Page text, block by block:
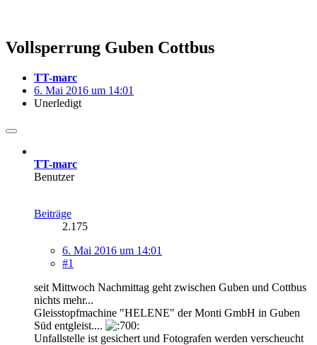
Vollsperrung Guben Cottbus
TT-marc
6. Mai 2016 um 14:01
Unerledigt
TT-marc
Benutzer
Beiträge
2.175
6. Mai 2016 um 14:01
#1
seit Mittwoch Nachmittag geht zwischen Guben und Cottbus
nichts mehr...
Gleisstopfmachine "HELENE" der Monti GmbH in Guben
Süd entgleist....
Unfallstelle ist gesichert und Fotografen werden verscheucht